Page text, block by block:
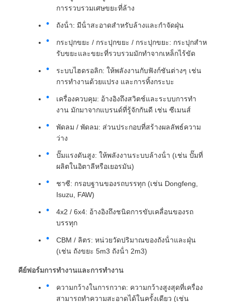
การรวบรวมเศษขยะที่ล้าง
ถังน้ํา: มีน้ําสะอาดสําหรับล้างและกําจัดฝุ่น
กระปุกขยะ / กระปุกขยะ / กระปุกขยะ: กระปุกสําห
รับขยะและขยะที่รวบรวมมักทําจากเหล็กไร้ขัด
ระบบไฮดรอลิก: ให้พลังงานกับฟังก์ชันต่างๆ เช่น
การทํางานด้วยแปรง และการทิ้งกระบะ
เครื่องควบคุม: อ้างอิงถึงสวิตช์และระบบการทํา
งาน มักมาจากแบรนด์ที่รู้จักกันดี เช่น ซีเมนส์
พัดลม / พัดลม: ส่วนประกอบที่สร้างผลลัพธ์ความ
ว่าง
ปั๊มแรงดันสูง: ให้พลังงานระบบล้างน้ํา (เช่น ปั๊มที่
ผลิตในอิตาลีหรือเยอรมัน)
ชาซี: กรอบฐานของรถบรรทุก (เช่น Dongfeng,
Isuzu, FAW)
4x2 / 6x4: อ้างอิงถึงชนิดการขับเคลื่อนของรถ
บรรทุก
CBM / ลิตร: หน่วยวัดปริมาณของถังน้ําและฝุ่น
(เช่น ถังขยะ 5m3 ถังน้ํา 2m3)
คีย์ฟอร์มการทํางานและการทํางาน
ความกว้างในการกวาด: ความกว้างสูงสุดที่เครื่อง
สามารถทําความสะอาดได้ในครั้งเดียว (เช่น